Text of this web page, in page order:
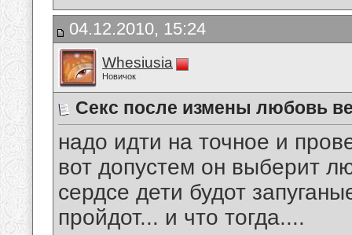
04.12.2010, 15:24
Whesiusia
Новичок
Секс после измены любовь
надо идти на точное и
вот допустем он выберит
сердсе дети будот
пройдот... и что тогда....